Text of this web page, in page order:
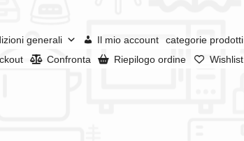
generali Il mio account
categorie prodotti
Confronta Riepilogo ordine Wishlist